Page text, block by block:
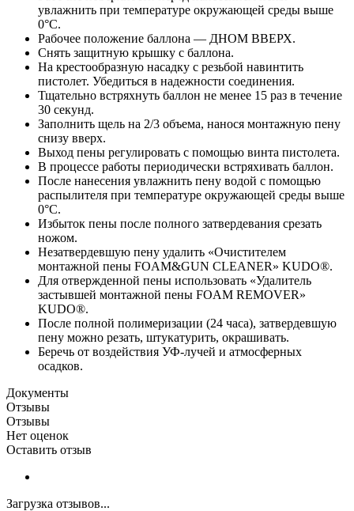
увлажнить при температуре окружающей среды выше
0°С.
Рабочее положение баллона — ДНОМ ВВЕРХ.
Снять защитную крышку с баллона.
На крестообразную насадку с резьбой навинтить
пистолет. Убедиться в надежности соединения.
Тщательно встряхнуть баллон не менее 15 раз в течение
30 секунд.
Заполнить щель на 2/3 объема, нанося монтажную пену
снизу вверх.
Выход пены регулировать с помощью винта пистолета.
В процессе работы периодически встряхивать баллон.
После нанесения увлажнить пену водой с помощью
распылителя при температуре окружающей среды выше
0°С.
Избыток пены после полного затвердевания срезать
ножом.
Незатвердевшую пену удалить «Очистителем
монтажной пены FOAM&GUN CLEANER» KUDO®.
Для отвержденной пены использовать «Удалитель
застывшей монтажной пены FOAM REMOVER»
KUDO®.
После полной полимеризации (24 часа), затвердевшую
пену можно резать, штукатурить, окрашивать.
Беречь от воздействия УФ-лучей и атмосферных
осадков.
Документы
Отзывы
Отзывы
Нет оценок
Оставить отзыв
Загрузка отзывов...